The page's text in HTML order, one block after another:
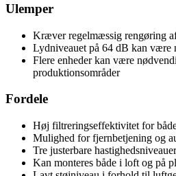
Ulemper
Kræver regelmæssig rengøring
Lydniveauet på 64 dB kan
Flere enheder kan være
produktionsområder
Fordele
Høj filtreringseffektivitet for
Mulighed for fjernbetjening og
Tre justerbare hastighedsniveauer
Kan monteres både i loft og på